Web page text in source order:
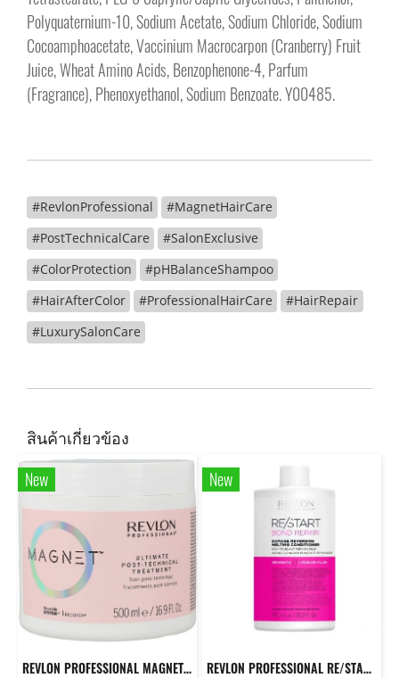
Polyquaternium-10, Sodium Acetate, Sodium Chloride, Sodium
Cocoamphoacetate, Vaccinium Macrocarpon (Cranberry) Fruit
Juice, Wheat Amino Acids, Benzophenone-4, Parfum
(Fragrance), Phenoxyethanol, Sodium Benzoate. Y00485.
#RevlonProfessional
#MagnetHairCare
#PostTechnicalCare
#SalonExclusive
#ColorProtection
#pHBalanceShampoo
#HairAfterColor
#ProfessionalHairCare
#HairRepair
#LuxurySalonCare
สินค้าเกี่ยวข้อง
New
REVLON PROFESSIONAL MAGNET ULTIMATE POST-TECHNICAL TREATMENT 500 ML. ทรีทเมนต์สูตรสำหรับเส้นผมที่ผ่านการทำเคมี
New
REVLON PROFESSIONAL RE/START Bond Repair Conditioner 750 Ml. ครีมนวดผมสูตรเข้มข้นสำหรับผมเสียหาย